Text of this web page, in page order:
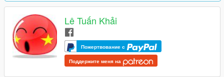
Lê Tuấn Khải
Пожертвование с
Поддержите меня на